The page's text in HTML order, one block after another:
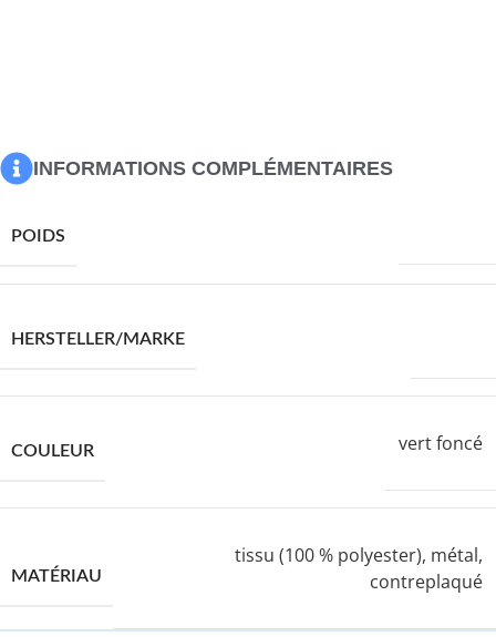
INFORMATIONS COMPLÉMENTAIRES
POIDS
HERSTELLER/MARKE
COULEUR vert foncé
MATÉRIAU
tissu (100 % polyester), métal,
contreplaqué